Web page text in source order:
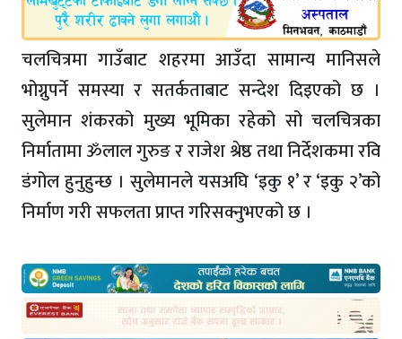
चलचित्रमा गाउँबाट शहरमा आउँदा सामान्य मानिसले
भोग्नुपर्ने समस्या र सतर्कताबाट सन्देश दिइएको छ ।
सुलेमान शंकरको मुख्य भूमिका रहेको सो चलचित्रका
निर्मातामा ॐलाल गुरुङ र राजेश श्रेष्ठ तथा निर्देशकमा रवि
डंगोल हुनुहुन्छ । सुलेमानले यसअघि ‘इकु १’ र ‘इकु २’को
निर्माण गरी सफलता प्राप्त गरिसक्नुभएको छ ।